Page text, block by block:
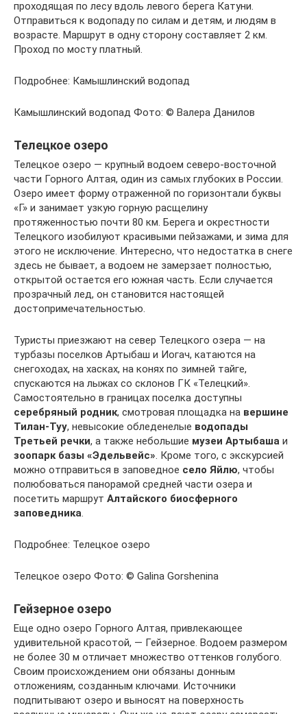
проходящая по лесу вдоль левого берега Катуни.
Отправиться к водопаду по силам и детям, и людям в
возрасте. Маршрут в одну сторону составляет 2 км.
Проход по мосту платный.
Подробнее: Камышлинский водопад
Камышлинский водопад Фото: © Валера Данилов
Телецкое озеро
Телецкое озеро — крупный водоем северо-восточной
части Горного Алтая, один из самых глубоких в России.
Озеро имеет форму отраженной по горизонтали буквы
«Г» и занимает узкую горную расщелину
протяженностью почти 80 км. Берега и окрестности
Телецкого изобилуют красивыми пейзажами, и зима для
этого не исключение. Интересно, что недостатка в снеге
здесь не бывает, а водоем не замерзает полностью,
открытой остается его южная часть. Если случается
прозрачный лед, он становится настоящей
достопримечательностью.
Туристы приезжают на север Телецкого озера — на
турбазы поселков Артыбаш и Иогач, катаются на
снегоходах, на хасках, на конях по зимней тайге,
спускаются на лыжах со склонов ГК «Телецкий».
Самостоятельно в границах поселка доступны
серебряный родник, смотровая площадка на вершине
Тилан-Туу, невысокие обледенелые водопады
Третьей речки, а также небольшие музеи Артыбаша и
зоопарк базы «Эдельвейс» . Кроме того, с экскурсией
можно отправиться в заповедное село Яйлю, чтобы
полюбоваться панорамой средней части озера и
посетить маршрут Алтайского биосферного
заповедника
Подробнее: Телецкое озеро
Телецкое озеро Фото: © Galina Gorshenina
Гейзерное озеро
Еще одно озеро Горного Алтая, привлекающее
удивительной красотой, — Гейзерное. Водоем размером
не более 30 м отличает множество оттенков голубого.
Своим происхождением они обязаны донным
отложениям, созданным ключами. Источники
подпитывают озеро и выносят на поверхность